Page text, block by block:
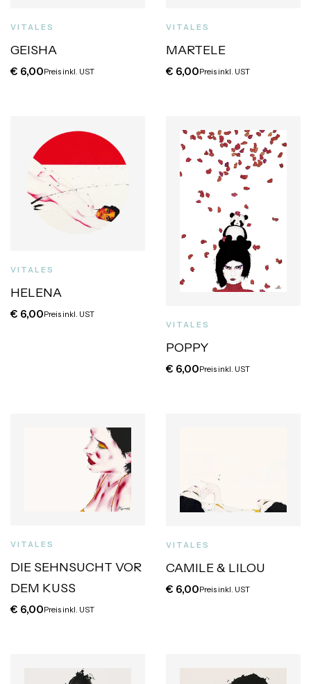
VITALES
GEISHA
€ 6,00Preis inkl. UST
VITALES
MARTELE
€ 6,00Preis inkl. UST
VITALES
HELENA
€ 6,00Preis inkl. UST
VITALES
POPPY
€ 6,00Preis inkl. UST
VITALES
DIE SEHNSUCHT VOR
DEM KUSS
€ 6,00Preis inkl. UST
VITALES
CAMILE & LILOU
€ 6,00Preis inkl. UST